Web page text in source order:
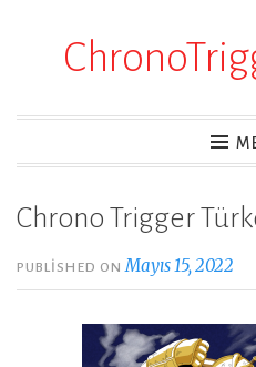
Chrono Trigger
PUBLISHED ONMayıs 15, 2022